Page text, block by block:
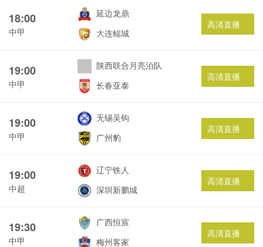
18:00
中甲
延边龙鼎
大连鲲城
高清直播
19:00
中甲
陕西联合月亮泊队
长春亚泰
高清直播
19:00
中甲
无锡吴钩
广州豹
高清直播
19:00
中超
辽宁铁人
深圳新鹏城
高清直播
19:30
中甲
广西恒宸
梅州客家
高清直播